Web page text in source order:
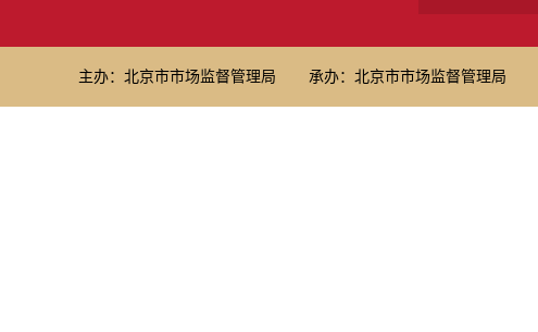
主办：北京市市场监督管理局 承办：北京市市场监督管理局